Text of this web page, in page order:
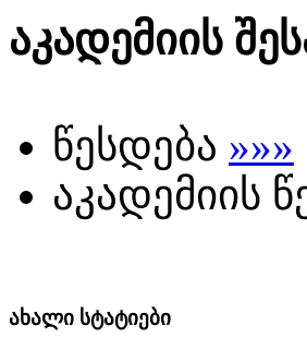
აკადემიის
წესდება »»»
აკადემიის
ახალი სტატიები